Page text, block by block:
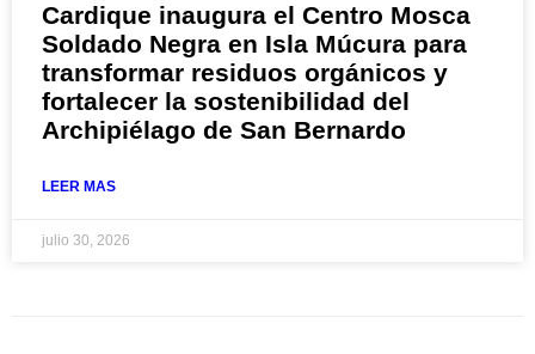
Cardique inaugura el Centro Mosca
Soldado Negra en Isla Múcura para
transformar residuos orgánicos y
fortalecer la sostenibilidad del
Archipiélago de San Bernardo
LEER MAS
julio 30, 2026